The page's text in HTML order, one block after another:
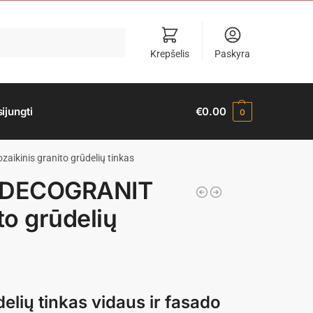
Krepšelis Paskyra
€0.00 0
granito grūdelių tinkas
grūdelių
tinkas vidaus ir fasado